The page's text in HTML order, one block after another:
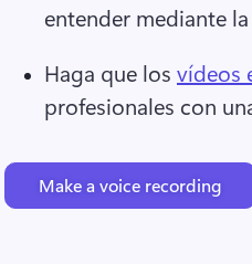
entender mediante
Haga que los vídeos
profesionales con
Make a voice recording